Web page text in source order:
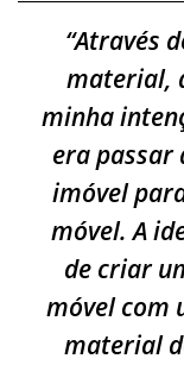
“Através
material,
minha
era passar
imóvel
móvel. A
de criar
móvel com
material